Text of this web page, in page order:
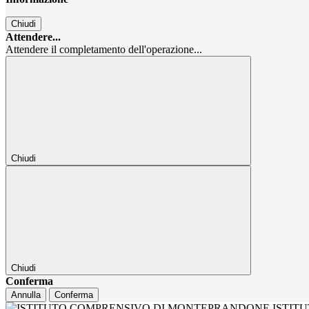
Chiudi
Attendere...
Attendere il completamento dell'operazione...
Chiudi
Chiudi
Conferma
Annulla Conferma